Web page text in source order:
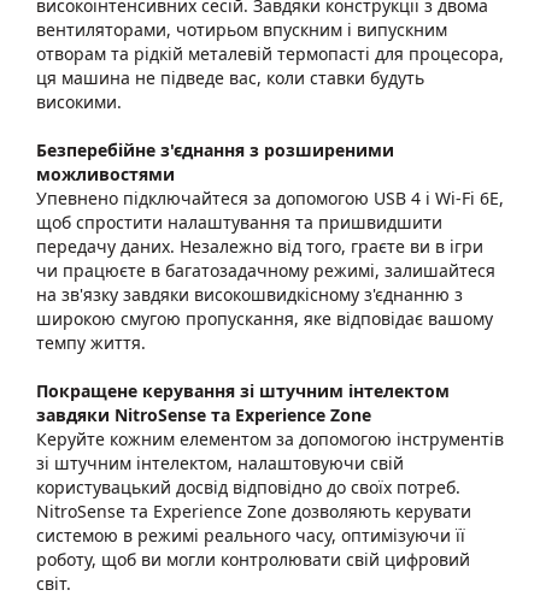
високоінтенсивних сесій. Завдяки конструкції з двома
вентиляторами, чотирьом впускним і випускним
отворам та рідкій металевій термопасті для процесора,
ця машина не підведе вас, коли ставки будуть
високими.
Безперебійне з'єднання з розширеними
можливостями
Упевнено підключайтеся за допомогою USB 4 і Wi-Fi 6E,
щоб спростити налаштування та пришвидшити
передачу даних. Незалежно від того, граєте ви в ігри
чи працюєте в багатозадачному режимі, залишайтеся
на зв'язку завдяки високошвидкісному з'єднанню з
широкою смугою пропускання, яке відповідає вашому
темпу життя.
Покращене керування зі штучним інтелектом
завдяки NitroSense та Experience Zone
Керуйте кожним елементом за допомогою інструментів
зі штучним інтелектом, налаштовуючи свій
користувацький досвід відповідно до своїх потреб.
NitroSense та Experience Zone дозволяють керувати
системою в режимі реального часу, оптимізуючи її
роботу, щоб ви могли контролювати свій цифровий
світ.